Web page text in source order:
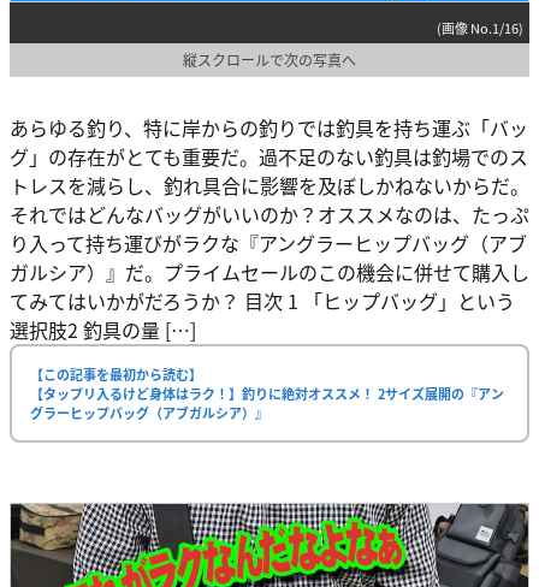
(画像 No.1/16)
縦スクロールで次の写真へ
あらゆる釣り、特に岸からの釣りでは釣具を持ち運ぶ「バッ
グ」の存在がとても重要だ。過不足のない釣具は釣場でのス
トレスを減らし、釣れ具合に影響を及ぼしかねないからだ。
それではどんなバッグがいいのか？オススメなのは、たっぷ
り入って持ち運びがラクな『アングラーヒップバッグ（アブ
ガルシア）』だ。プライムセールのこの機会に併せて購入し
てみてはいかがだろうか？ 目次 1 「ヒップバッグ」という
選択肢2 釣具の量 […]
【この記事を最初から読む】
【タップリ入るけど身体はラク！】釣りに絶対オススメ！ 2サイズ展開の『アン
グラーヒップバッグ（アブガルシア）』